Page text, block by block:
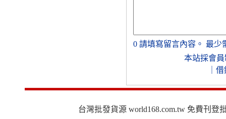
0 請填寫留言內容。 最少
本站採會員
借
台灣批發貨源 world168.com.tw 免費刊登